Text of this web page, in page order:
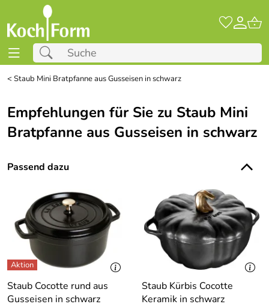
<Staub Mini Bratpfanne aus Gusseisen in schwarz
Empfehlungen für Sie zu Staub Mini
Bratpfanne aus Gusseisen in schwarz
Passend dazu
Staub Cocotte rund aus
Gusseisen in schwarz
Staub Kürbis Cocotte
Keramik in schwarz